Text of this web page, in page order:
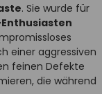
. Sie wurde für
einer aggressiven
feinen Defekte
die während